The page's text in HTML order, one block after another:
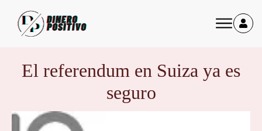
El referendum en Suiza ya es
seguro